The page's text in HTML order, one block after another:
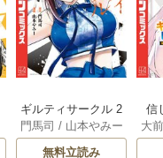
ギルティサークル 2
1巻
門馬司 / 山本やみー
無料立読み
信
に
大